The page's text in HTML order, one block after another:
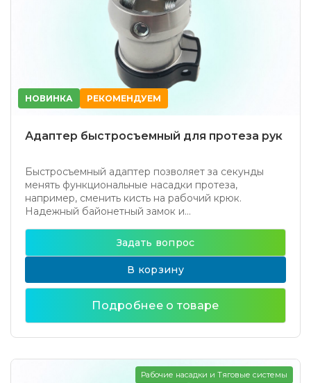
НОВИНКА РЕКОМЕНДУЕМ
Адаптер быстросъемный для протеза рук
Быстросъемный адаптер позволяет за секунды
менять функциональные насадки протеза,
например, сменить кисть на рабочий крюк.
Надежный байонетный замок и...
Задать вопрос
В корзину
Подробнее о товаре
Рабочие насадки и Тяговые системы